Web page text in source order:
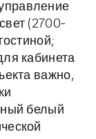
(2700-
кабинета
важно,
белый